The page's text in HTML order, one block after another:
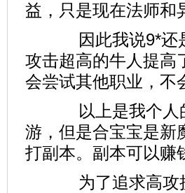
益，只是现在法师和
因此我说9*还是
攻击超高的牛人提高
会尝试其他职业，不
以上是我个人
游，但是合宝宝是新
打副本。副本可以赚
为了追求高攻